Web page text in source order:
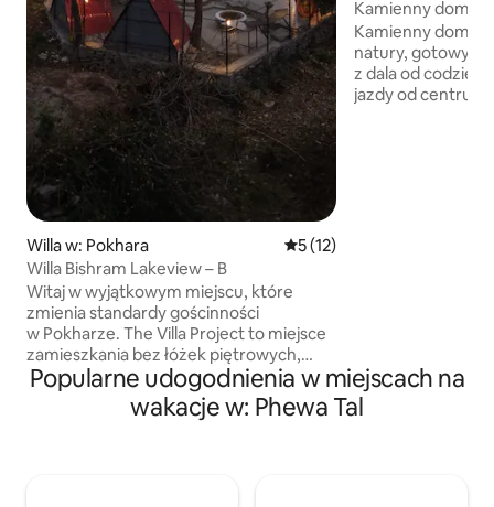
Willa w: Pokhara Średnia ocena: 5 na 5,
5 (12)
Willa Bishram Lakeview – B
Witaj w wyjątkowym miejscu, które
zmienia standardy gościnności
w Pokharze. The Villa Project to miejsce
zamieszkania bez łóżek piętrowych,
stworzone dla tych, którzy cenią sobie
prywatność i przestrzeń. Każda
prywatna willa ma przemyślany układ:
Kamienny dom
Kamienny dom
natury, gotowy,
z dala od
jazdy od
Popularne udogodnienia w miejscach na
wakacje w: Phewa Tal